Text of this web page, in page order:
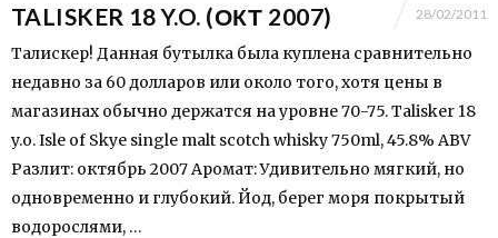
TALISKER 18 Y.O. (ОКТ 2007) 28/02/2011
Талискер! Данная бутылка была куплена сравнительно
недавно за 60 долларов или около того, хотя цены в
магазинах обычно держатся на уровне 70-75. Talisker 18
y.o. Isle of Skye single malt scotch whisky 750ml, 45.8% ABV
Разлит: октябрь 2007 Аромат: Удивительно мягкий, но
одновременно и глубокий. Йод, берег моря покрытый
водорослями, …